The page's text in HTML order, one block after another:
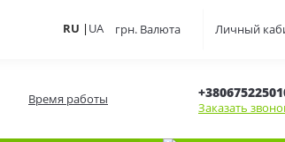
RU | UA грн. Валюта Личный
Время работы
Заказать